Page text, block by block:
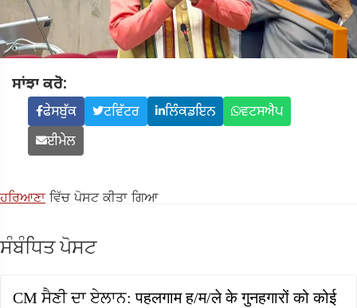
ਸਾਂਝਾ ਕਰੋ:
ਫੇਸਬੁੱਕ ਟਵਿੱਟਰ ਲਿੰਕਡਇਨ
ਵਟਸਐਪ
ਈਮੇਲ
ਹਰਿਆਣਾ ਵਿੱਚ ਪੋਸਟ ਕੀਤਾ ਗਿਆ
ਸੰਬੰਧਿਤ ਪੋਸਟ
CM ਸੈਣੀ ਦਾ ਏਲਾਨ: पहलगाम ह/म/ले के गुनहगारों को कोई